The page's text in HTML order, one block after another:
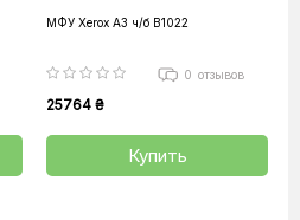
МФУ Xerox A3 ч/б B1022
0 отзывов
25764 ₴
Купить